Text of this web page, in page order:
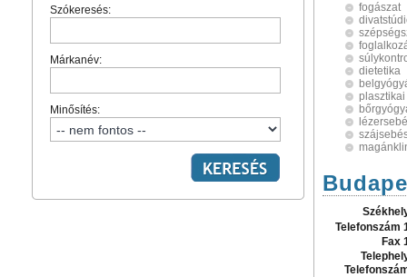
Szókeresés:
Márkanév:
Minősítés:
fogászat
dietetika
Telefonszám
Fax